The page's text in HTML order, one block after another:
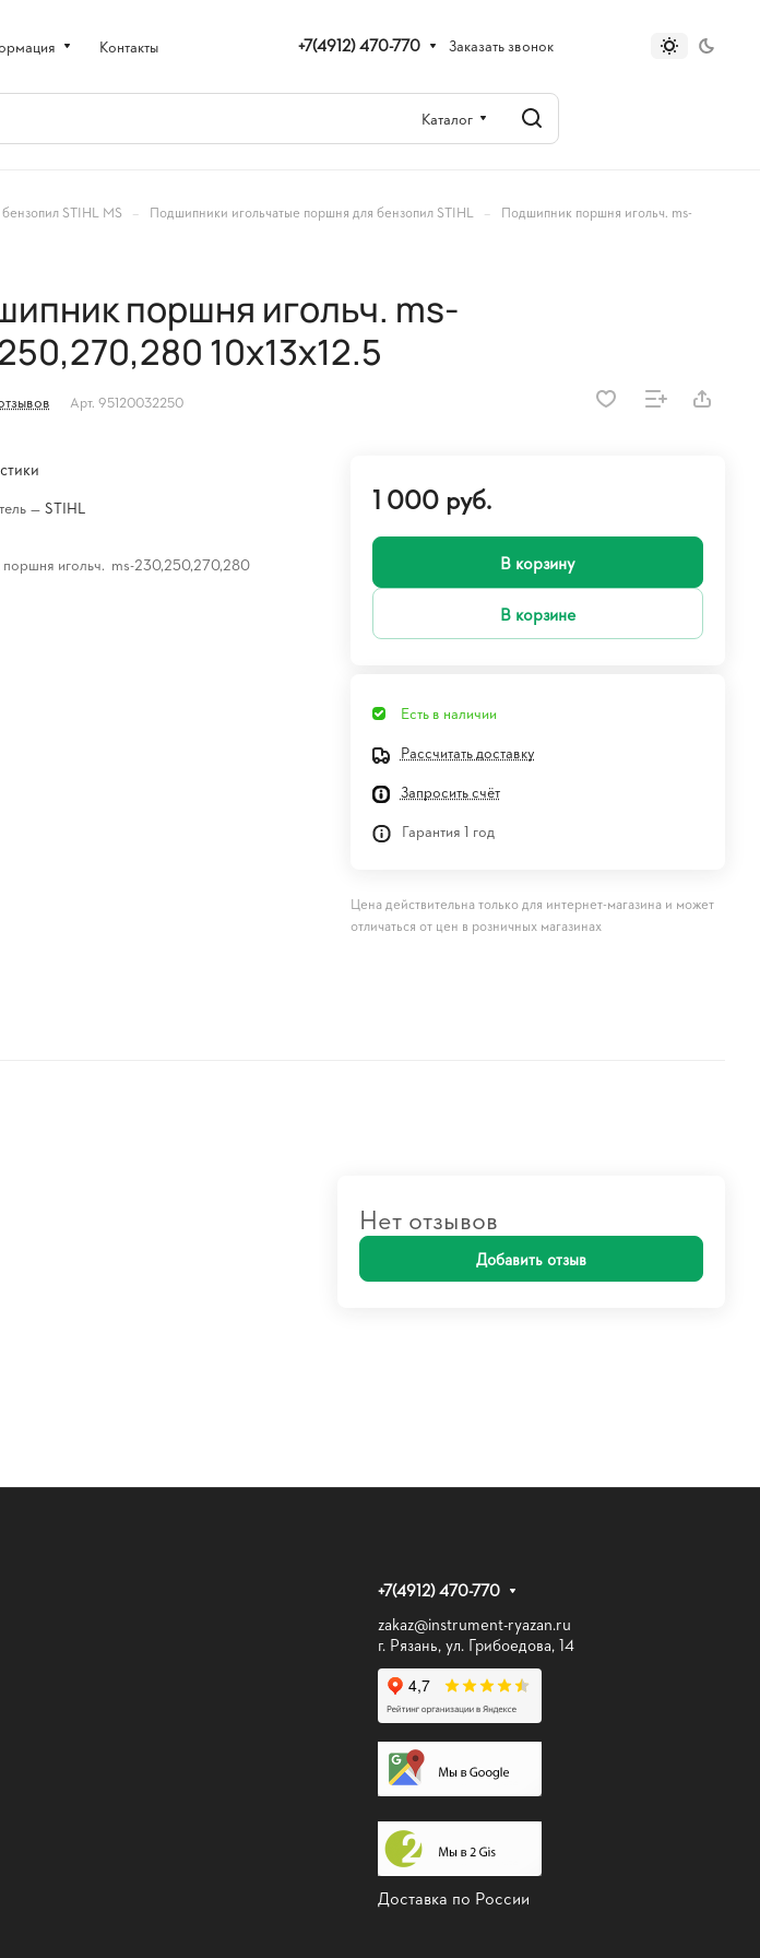
Контакты +7(4912) 470-770 Заказать звонок
Каталог
STIHL MS – Подшипники игольчатые поршня для бензопил STIHL –
Подшипник поршня игольч. ms-
поршня игольч. ms-
10x13x12.5
Арт. 95120032250
— STIHL
игольч. ms-230,250,270,280
1 000 руб.
В корзину
В корзине
Есть в наличии
Рассчитать доставку
Запросить счёт
Гарантия 1 год
Цена действительна только для интернет-магазина и может
отличаться от цен в розничных магазинах
Нет отзывов
Добавить отзыв
+7(4912) 470-770
zakaz@instrument-ryazan.ru
г. Рязань, ул. Грибоедова, 14
Доставка по России